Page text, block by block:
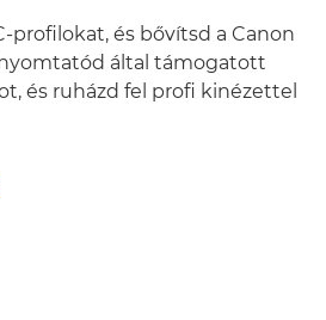
profilokat, és bővítsd a Canon
által támogatott
és ruházd fel profi kinézettel